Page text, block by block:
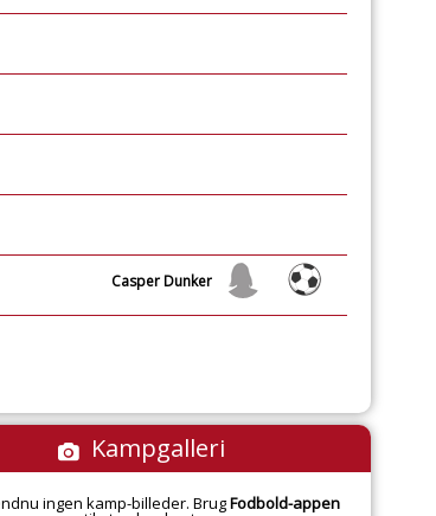
Casper Dunker
Kampgalleri
ingen kamp-billeder. BrugFodbold-appen